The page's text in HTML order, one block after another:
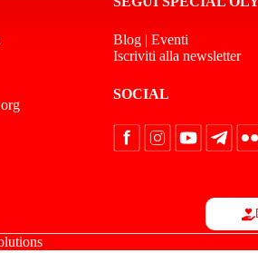
Blog| Eventi
Iscriviti alla newsletter
SOCIAL